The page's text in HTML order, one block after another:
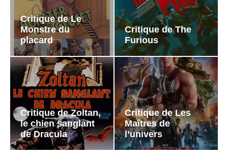
Critique de Le
Monstre du
placard
Critique de The
Furious
Critique de Zoltan,
le chien sanglant
de Dracula
Critique de Les
Maîtres de
l’univers